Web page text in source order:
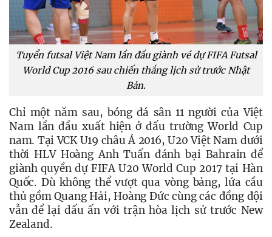
Tuyển futsal Việt Nam lần đầu giành vé dự FIFA Futsal
World Cup 2016 sau chiến thắng lịch sử trước Nhật
Bản.
Chỉ một năm sau, bóng đá sân 11 người của Việt
Nam lần đầu xuất hiện ở đấu trường World Cup
nam. Tại VCK U19 châu Á 2016, U20 Việt Nam dưới
thời HLV Hoàng Anh Tuấn đánh bại Bahrain để
giành quyền dự FIFA U20 World Cup 2017 tại Hàn
Quốc. Dù không thể vượt qua vòng bảng, lứa cầu
thủ gồm Quang Hải, Hoàng Đức cùng các đồng đội
vẫn để lại dấu ấn với trận hòa lịch sử trước New
Zealand.